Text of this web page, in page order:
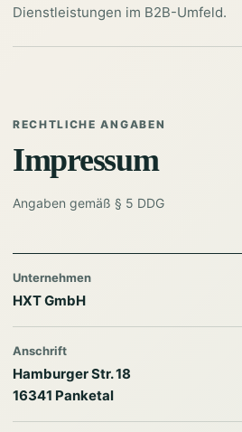
Dienstleistungen im B2B-Umfeld.
RECHTLICHE ANGABEN
Impressum
Angaben gemäß § 5 DDG
Unternehmen
HXT GmbH
Anschrift
Hamburger Str. 18
16341 Panketal